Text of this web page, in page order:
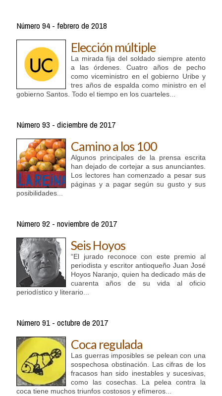
Número 94 - febrero de 2018
Elección múltiple
La mirada fija del soldado siempre atento
a las órdenes. Cuatro años de pecho
como viceministro en el gobierno Uribe y
tres años de espalda como ministro en el
gobierno Santos. Todo el tiempo en los cuarteles...
Número 93 - diciembre de 2017
Camino a los 100
Algunos principales de la prensa escrita
han dejado de cortejar a sus anunciantes.
Los lectores han comenzado a pesar sus
páginas y a pagar según su gusto y sus
posibilidades...
Número 92 - noviembre de 2017
Seis Hoyos
“El jurado reconoce con este premio al
periodista y escritor antioqueño Juan José
Hoyos Naranjo, quien ha dedicado más de
cuarenta años de su vida al oficio
periodístico y literario...
Número 91 - octubre de 2017
Coca regulada
Las guerras imposibles se pelean con una
sospechosa obstinación. Las cifras de los
fracasos han sido inestables y sucesivas,
como las cosechas. La pelea contra la
coca tiene muchos triunfos costosos y efímeros...